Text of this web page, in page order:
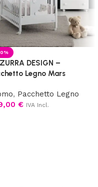
DESIGN –
Legno Mars
, Pacchetto Legno
€ IVA Incl.